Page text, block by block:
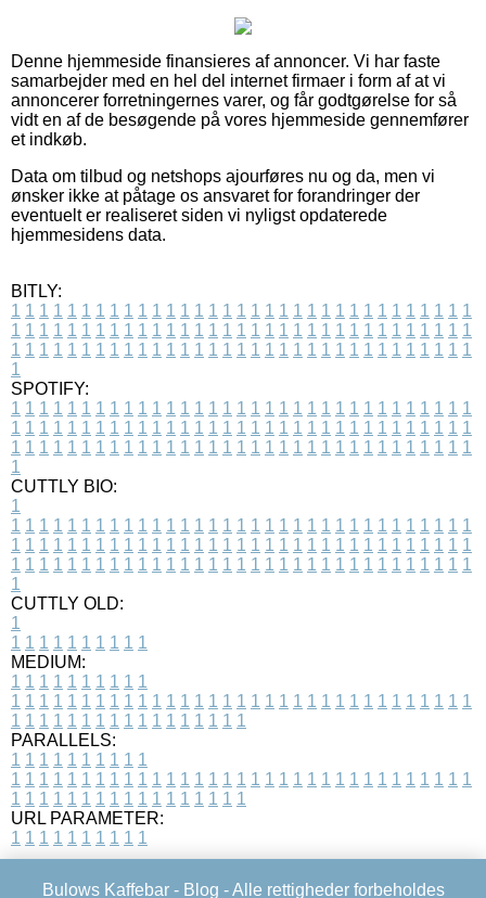
Denne hjemmeside finansieres af annoncer. Vi har faste
samarbejder med en hel del internet firmaer i form af at vi
annoncerer forretningernes varer, og får godtgørelse for så
vidt en af de besøgende på vores hjemmeside gennemfører
et indkøb.
Data om tilbud og netshops ajourføres nu og da, men vi
ønsker ikke at påtage os ansvaret for forandringer der
eventuelt er realiseret siden vi nyligst opdaterede
hjemmesidens data.
BITLY:
1 1 1 1 1 1 1 1 1 1 1 1 1 1 1 1 1 1 1 1 1 1 1 1 1 1 1 1 1 1 1 1 1
1 1 1 1 1 1 1 1 1 1 1 1 1 1 1 1 1 1 1 1 1 1 1 1 1 1 1 1 1 1 1 1 1
1 1 1 1 1 1 1 1 1 1 1 1 1 1 1 1 1 1 1 1 1 1 1 1 1 1 1 1 1 1 1 1 1
1
SPOTIFY:
1 1 1 1 1 1 1 1 1 1 1 1 1 1 1 1 1 1 1 1 1 1 1 1 1 1 1 1 1 1 1 1 1
1 1 1 1 1 1 1 1 1 1 1 1 1 1 1 1 1 1 1 1 1 1 1 1 1 1 1 1 1 1 1 1 1
1 1 1 1 1 1 1 1 1 1 1 1 1 1 1 1 1 1 1 1 1 1 1 1 1 1 1 1 1 1 1 1 1
1
CUTTLY BIO:
1
1 1 1 1 1 1 1 1 1 1 1 1 1 1 1 1 1 1 1 1 1 1 1 1 1 1 1 1 1 1 1 1 1
1 1 1 1 1 1 1 1 1 1 1 1 1 1 1 1 1 1 1 1 1 1 1 1 1 1 1 1 1 1 1 1 1
1 1 1 1 1 1 1 1 1 1 1 1 1 1 1 1 1 1 1 1 1 1 1 1 1 1 1 1 1 1 1 1 1
1
CUTTLY OLD:
1
1 1 1 1 1 1 1 1 1 1
MEDIUM:
1 1 1 1 1 1 1 1 1 1
1 1 1 1 1 1 1 1 1 1 1 1 1 1 1 1 1 1 1 1 1 1 1 1 1 1 1 1 1 1 1 1 1
1 1 1 1 1 1 1 1 1 1 1 1 1 1 1 1 1
PARALLELS:
1 1 1 1 1 1 1 1 1 1
1 1 1 1 1 1 1 1 1 1 1 1 1 1 1 1 1 1 1 1 1 1 1 1 1 1 1 1 1 1 1 1 1
1 1 1 1 1 1 1 1 1 1 1 1 1 1 1 1 1
URL PARAMETER:
1 1 1 1 1 1 1 1 1 1
Bulows Kaffebar - Blog - Alle rettigheder forbeholdes